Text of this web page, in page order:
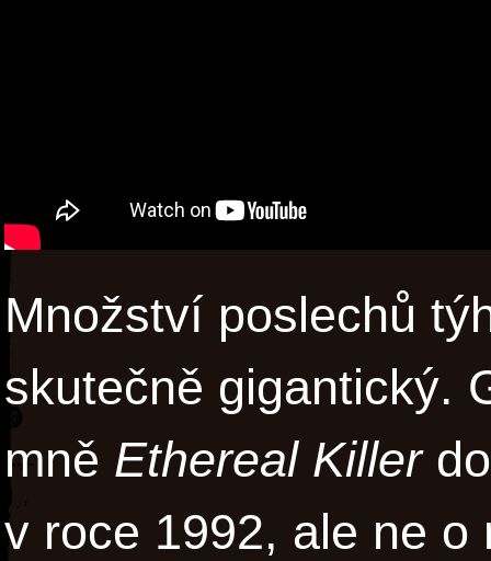
Množství poslechů
skutečně gigantický.
mně Ethereal Killer
v roce 1992, ale ne o